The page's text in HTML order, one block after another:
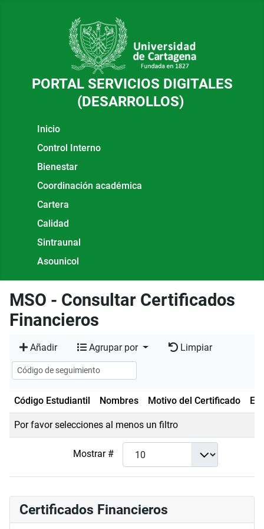
PORTAL SERVICIOS DIGITALES
(DESARROLLOS)
Inicio
Control Interno
Bienestar
Coordinación académica
Cartera
Calidad
Sintraunal
Asounicol
Certificados Financieros
MSO - Consultar Certificados
Financieros
Añadir Agrupar por Limpiar
Código Estudiantil Nombres Motivo del Certificado
Mostrar #
Por favor selecciones al menos un filtro